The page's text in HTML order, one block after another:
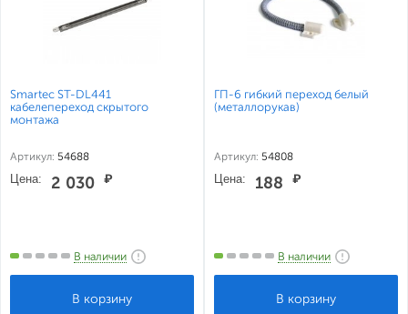
Smartec ST-DL441
кабелепереход скрытого
монтажа
Артикул: 54688
Цена: 2 030 ₽
В наличии
ГП-6 гибкий переход белый
(металлорукав)
Артикул: 54808
Цена: 188 ₽
В наличии